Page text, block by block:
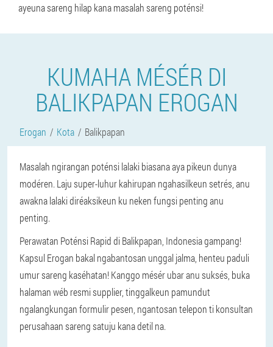
ayeuna sareng hilap kana masalah sareng poténsi!
KUMAHA MÉSÉR DI
BALIKPAPAN EROGAN
Erogan Kota Balikpapan
Masalah ngirangan poténsi lalaki biasana aya pikeun dunya
modéren. Laju super-luhur kahirupan ngahasilkeun setrés, anu
awakna lalaki diréaksikeun ku neken fungsi penting anu
penting.
Perawatan Poténsi Rapid di Balikpapan, Indonesia gampang!
Kapsul Erogan bakal ngabantosan unggal jalma, henteu paduli
umur sareng kaséhatan! Kanggo mésér ubar anu suksés, buka
halaman wéb resmi supplier, tinggalkeun pamundut
ngalangkungan formulir pesen, ngantosan telepon ti konsultan
perusahaan sareng satuju kana detil na.